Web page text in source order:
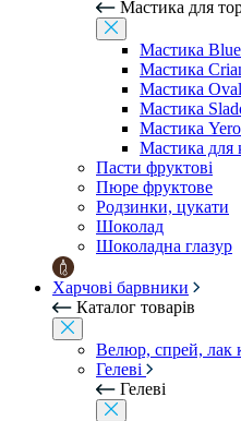
Мастика для
Мастика
Мастика
Мастика
Мастика
Мастика
Мастика для
Пасти фруктові
Пюре фруктове
Родзинки, цукати
Шоколад
Шоколадна глазур
Харчові барвники
Каталог товарів
Велюр, спрей, лак
Гелеві
Гелеві